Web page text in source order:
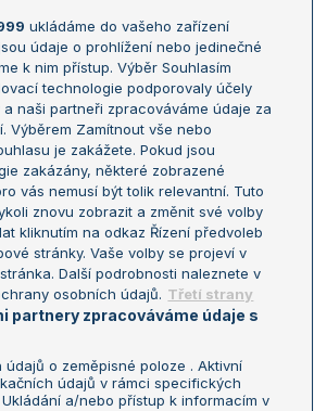
Australian Open
French Open
Wimbledon
US Open
Turnaj mistrů
Turnaj mistryň
Nastavení soukromí
ukládáme do vašeho zařízení
údaje o prohlížení nebo jedinečné
k nim přístup. Výběr Souhlasím
technologie podporovaly účely
naši partneři zpracováváme údaje za
Výběrem Zamítnout vše nebo
je zakážete. Pokud jsou
zakázány, některé zobrazené
vás nemusí být tolik relevantní. Tuto
znovu zobrazit a změnit své volby
kliknutím na odkaz Řízení předvoleb
stránky. Vaše volby se projeví v
Další podrobnosti naleznete v
osobních údajů. Třetí strany
partnery zpracováváme údaje s
údajů o zeměpisné poloze . Aktivní
údajů v rámci specifických
a/nebo přístup k informacím v